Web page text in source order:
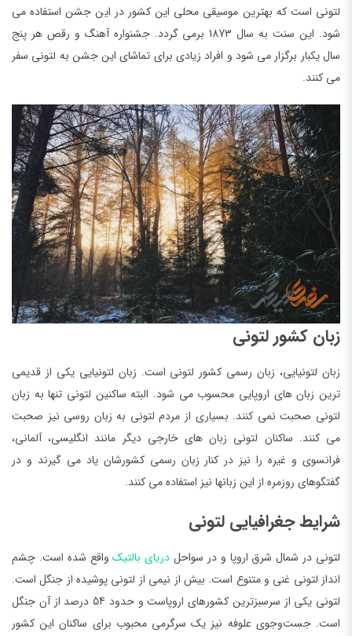
لتونی است که بهترین موسیقی محلی این کشور در این جشن استفاده می
شود. این سنت به سال 1873 برمی گردد. جشنواره آهنگ و رقص هر پنج
سال یکبار برگزار می شود و افراد زیادی برای تماشای این جشن به لتونی سفر
می کنند.
زبان کشور لتونی
زبان لتونیایی، زبان رسمی کشور لتونی است. زبان لتونیایی یکی از قدیمی
ترین زبان های اروپایی محسوب می شود. البته ساکنین لتونی تنها به زبان
لتونی صحبت نمی کنند. بسیاری از مردم لتونی به زبان روسی نیز صحبت
می کنند. ساکنان لتونی زبان های خارجی دیگر مانند انگلیسی، آلمانی،
فرانسوی و غیره را نیز در کنار زبان رسمی کشورشان یاد می گیرند و در
گفتگوهای روزمره از این زبانها نیز استفاده می کنند.
شرایط جغرافیایی لتونی
لتونی در شمال شرق اروپا و در سواحل دریای بالتیکواقع شده است. چشم
انداز لتونی غنی و متنوع است. بیش از نیمی از لتونی پوشیده از جنگل است.
لتونی یکی از سرسبزترین کشورهای اروپاست و حدود 54 درصد از آن جنگل
است. جست‌وجوی علوفه نیز یک سرگرمی محبوب برای ساکنان این کشور